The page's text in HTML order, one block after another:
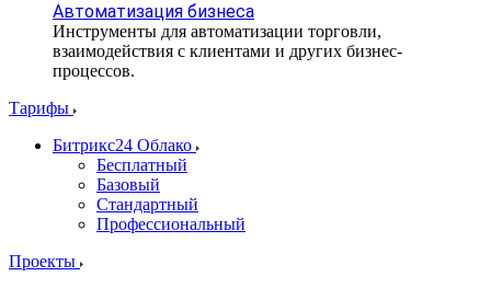
Автоматизация бизнеса
Инструменты для автоматизации торговли,
взаимодействия с клиентами и других бизнес-
процессов.
Тарифы
Битрикс24 Облако
Бесплатный
Базовый
Стандартный
Профессиональный
Проекты